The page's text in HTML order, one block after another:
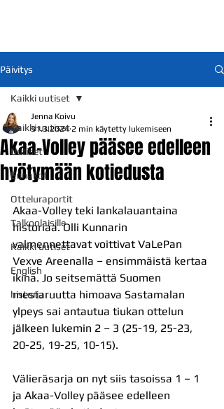
Päivitys
Kaikki uutiset
Uutiset
Ennakot
Otteluraportit
Talkoolaisille
Kaikki uutiset
English
historia
Kaikki uutiset
Akaa-Volley pääsee edelleen
hyötymään kotiedusta
Jenna Koivu
31.3.2024 2 min käytetty lukemiseen
Akaa-Volley teki lankalauantaina
historiaa. Olli Kunnarin
valmennettavat voittivat VaLePan
Vexve Areenalla – ensimmäistä kertaa
ikinä. Jo seitsemättä Suomen
mestaruutta himoava Sastamalan
ylpeys sai antautua tiukan ottelun
jälkeen lukemin 2 – 3 (25-19, 25-23,
20-25, 19-25, 10-15).
Välieräsarja on nyt siis tasoissa 1 – 1
ja Akaa-Volley pääsee edelleen